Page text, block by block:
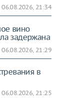
06.08.2026, 21:34
вино
задержана
06.08.2026, 21:29
в
06.08.2026, 21:25